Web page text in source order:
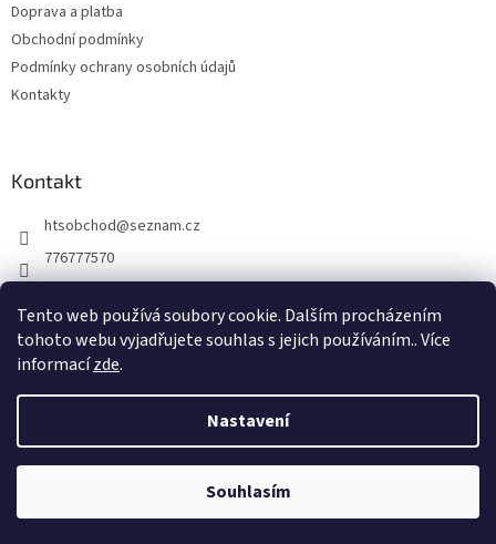
Tento web používá soubory cookie. Dalším procházením
tohoto webu vyjadřujete souhlas s jejich používáním.. Více
informacízde.
Nastavení
Souhlasím
Doprava a platba
Obchodní podmínky
Podmínky ochrany osobních údajů
Kontakty
Kontakt
htsobchod@seznam.cz
776777570
https://www.facebook.com/Elektro-Vr%C5%A1ovick%C3%A1-229
214624677338
Vytvořil Shoptet
HTS obchod. Všechna práva vyhrazena.